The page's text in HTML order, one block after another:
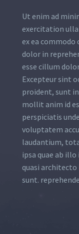
Ut enim ad
exercitation
ex ea commodo
dolor in
esse cillum
Excepteur sint
proident, sunt
mollit anim id
perspiciatis
voluptatem
laudantium,
ipsa quae ab
quasi
sunt.